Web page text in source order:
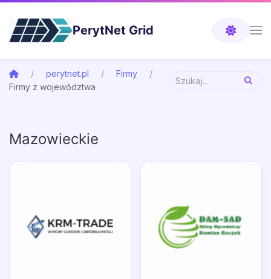
PerytNet Grid
perytnet.pl
Firmy
Firmy z województwa
Mazowieckie